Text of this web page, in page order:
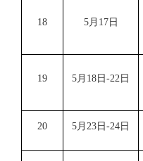
18 5月17日
19 5月18日-22日
20 5月23日-24日